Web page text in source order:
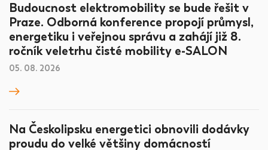
Budoucnost elektromobility se bude řešit v
Praze. Odborná konference propojí průmysl,
energetiku i veřejnou správu a zahájí již 8.
ročník veletrhu čisté mobility e-SALON
05. 08. 2026
Na Českolipsku energetici obnovili dodávky
proudu do velké většiny domácností